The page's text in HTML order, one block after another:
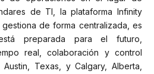
de TI, la plataforma Infinity
de forma centralizada, es
preparada para el futuro,
real, colaboración y control
Texas, y Calgary, Alberta,